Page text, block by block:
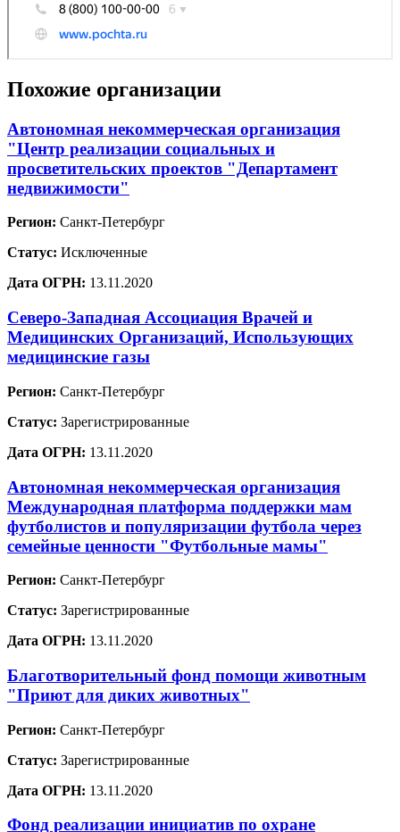
Похожие организации
Автономная некоммерческая организация
"Центр реализации социальных и
просветительских проектов "Департамент
недвижимости"
Регион: Санкт-Петербург
Статус: Исключенные
Дата ОГРН: 13.11.2020
Северо-Западная Ассоциация Врачей и
Медицинских Организаций, Использующих
медицинские газы
Регион: Санкт-Петербург
Статус: Зарегистрированные
Дата ОГРН: 13.11.2020
Автономная некоммерческая организация
Международная платформа поддержки мам
футболистов и популяризации футбола через
семейные ценности "Футбольные мамы"
Регион: Санкт-Петербург
Статус: Зарегистрированные
Дата ОГРН: 13.11.2020
Благотворительный фонд помощи животным
"Приют для диких животных"
Регион: Санкт-Петербург
Статус: Зарегистрированные
Дата ОГРН: 13.11.2020
Фонд реализации инициатив по охране